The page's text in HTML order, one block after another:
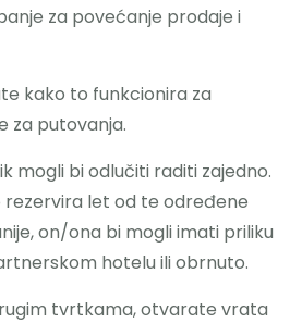
za povećanje prodaje i
kako to funkcionira za
za putovanja.
mogli bi odlučiti raditi zajedno.
rezervira let od te određene
on/ona bi mogli imati priliku
hotelu ili obrnuto.
tvrtkama, otvarate vrata